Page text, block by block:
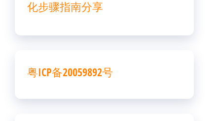
化步骤指南分享
粤ICP备20059892号